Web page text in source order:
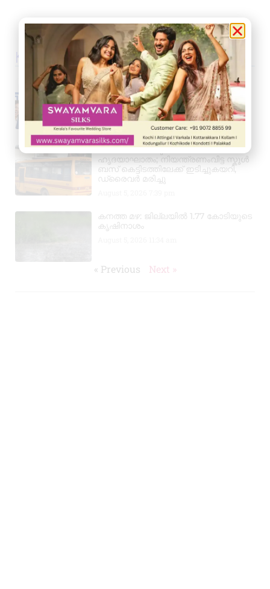
Kerala News
പ്രൊഫഷണൽ അക്കൗണ്ടന്റാകാൻ
അവസരം; കിലിമാനൂരിൽ Elixer
Institute Of Accounting-ൽ
അഡ്മിഷൻ ആരംഭിച്ചു
August 6, 2026 3:37 pm
വാഹനം ഓടിക്കുന്നതിനിടെ
ഹൃദയാഘാതം; നിയന്ത്രണംവിട്ട സ്കൂൾ
ബസ് കെട്ടിടത്തിലേക്ക് ഇടിച്ചുകയറി,
ഡ്രൈവർ മരിച്ചു
കനത്ത മഴ: ജില്ലയിൽ 1.77 കോടിയുടെ
കൃഷിനാശം
« Previous Next »